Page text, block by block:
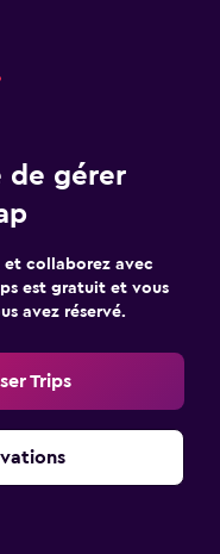
de gérer
et collaborez avec
est gratuit et vous
avez réservé.
Trips